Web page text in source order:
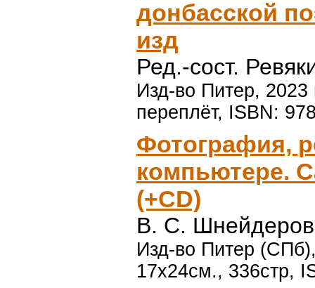
донбасской
изд
Ред.-сост.
Изд-во Питер, 2023
переплёт, ISBN:
Фотография,
компьютере.
(+CD)
В. С. Шнейдеров
Изд-во Питер
17х24см., 336стр,